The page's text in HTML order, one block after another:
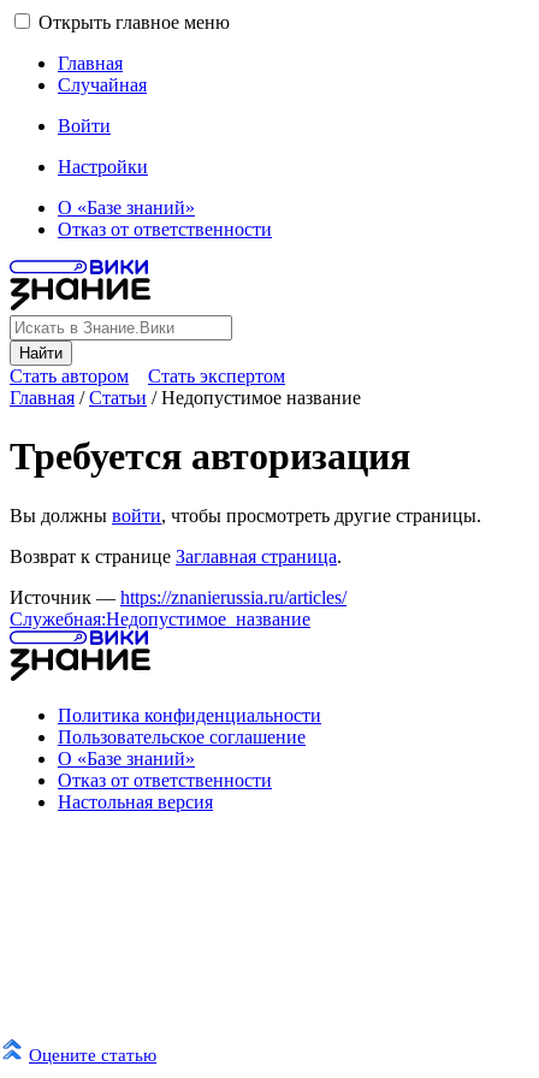
Открыть главное меню
Главная
Случайная
Войти
Настройки
О «Базе знаний»
Отказ от ответственности
Найти
Стать автором Стать экспертом
Оцените статью
Главная /Статьи /Недопустимое название
Требуется авторизация
Вы должны войти, чтобы просмотреть другие страницы.
Возврат к странице Заглавная страница.
Источник — https://znanierussia.ru/articles/
Служебная:Недопустимое_название
Политика конфиденциальности
Пользовательское соглашение
О «Базе знаний»
Отказ от ответственности
Настольная версия